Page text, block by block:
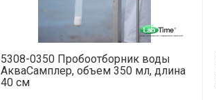
5308-0350 Пробоотборник воды
АкваСамплер, объем 350 мл, длина
40 см